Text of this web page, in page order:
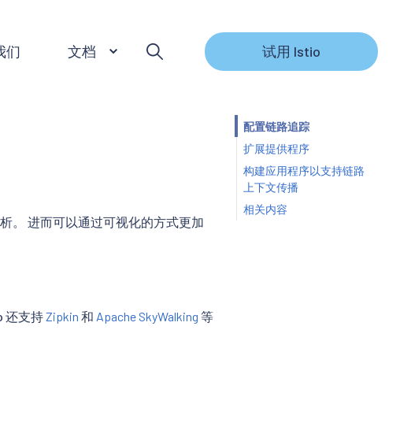
们 文档 试用 Istio
。 进而可以通过可视化的方式更加
还支持Zipkin 和 Apache SkyWalking 等
配置链路追踪
扩展提供程序
构建应用程序以支持链路
上下文传播
相关内容